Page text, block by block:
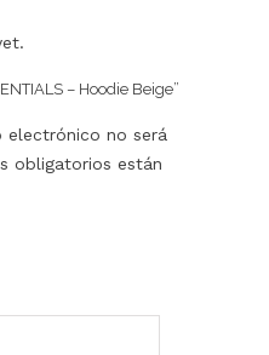
– Hoodie Beige”
electrónico no será
obligatorios están